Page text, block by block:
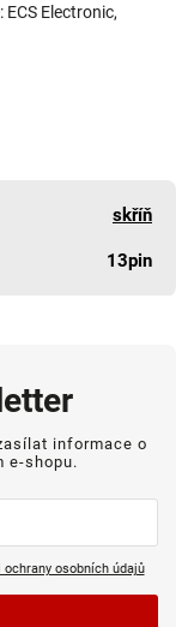
Electronic,
skříň
13pin
informace o
e-shopu.
osobních údajů